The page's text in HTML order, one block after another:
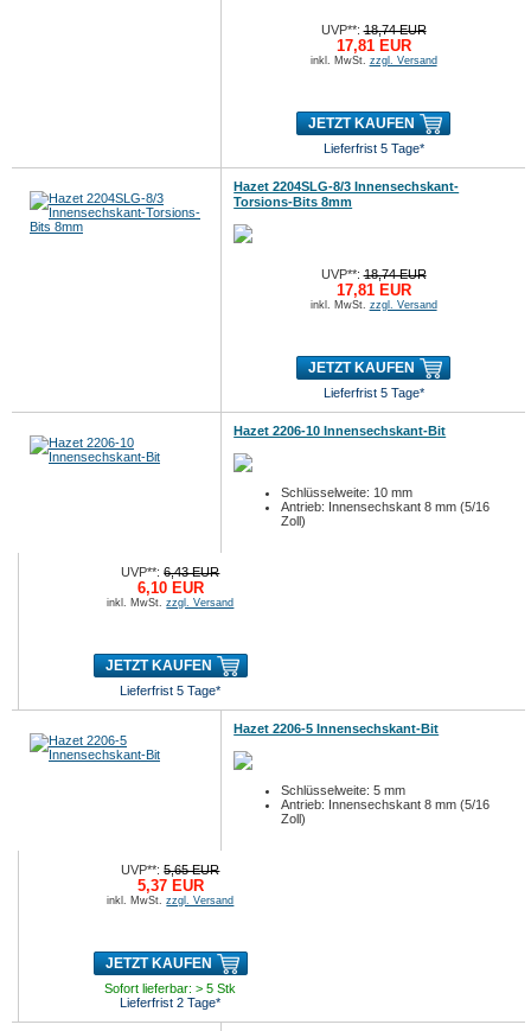
UVP**:18,74 EUR
17,81 EUR
inkl. MwSt. zzgl. Versand
JETZT KAUFEN
Lieferfrist 5 Tage*
Hazet 2204SLG-8/3 Innensechskant-
Torsions-Bits 8mm
UVP**:18,74 EUR
17,81 EUR
inkl. MwSt. zzgl. Versand
JETZT KAUFEN
Lieferfrist 5 Tage*
Hazet 2206-10 Innensechskant-Bit
Schlüsselweite: 10 mm
Antrieb: Innensechskant 8 mm (5/16
Zoll)
UVP**:6,43 EUR
6,10 EUR
inkl. MwSt.zzgl. Versand
JETZT KAUFEN
Lieferfrist 5 Tage*
Hazet 2206-5 Innensechskant-Bit
Schlüsselweite: 5 mm
Antrieb: Innensechskant 8 mm (5/16
Zoll)
UVP**:5,65 EUR
5,37 EUR
inkl. MwSt.zzgl. Versand
JETZT KAUFEN
Sofort lieferbar: > 5 Stk
Lieferfrist 2 Tage*